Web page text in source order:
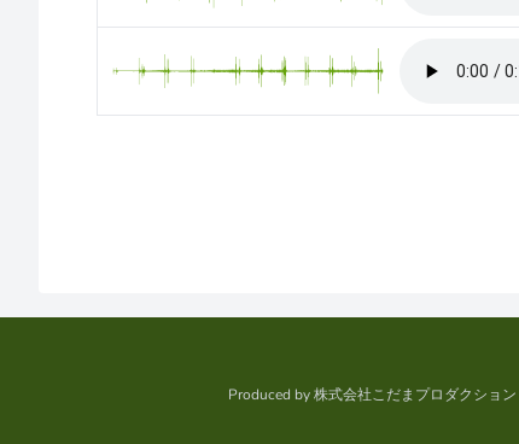
Produced by株式会社こだまプロダクション